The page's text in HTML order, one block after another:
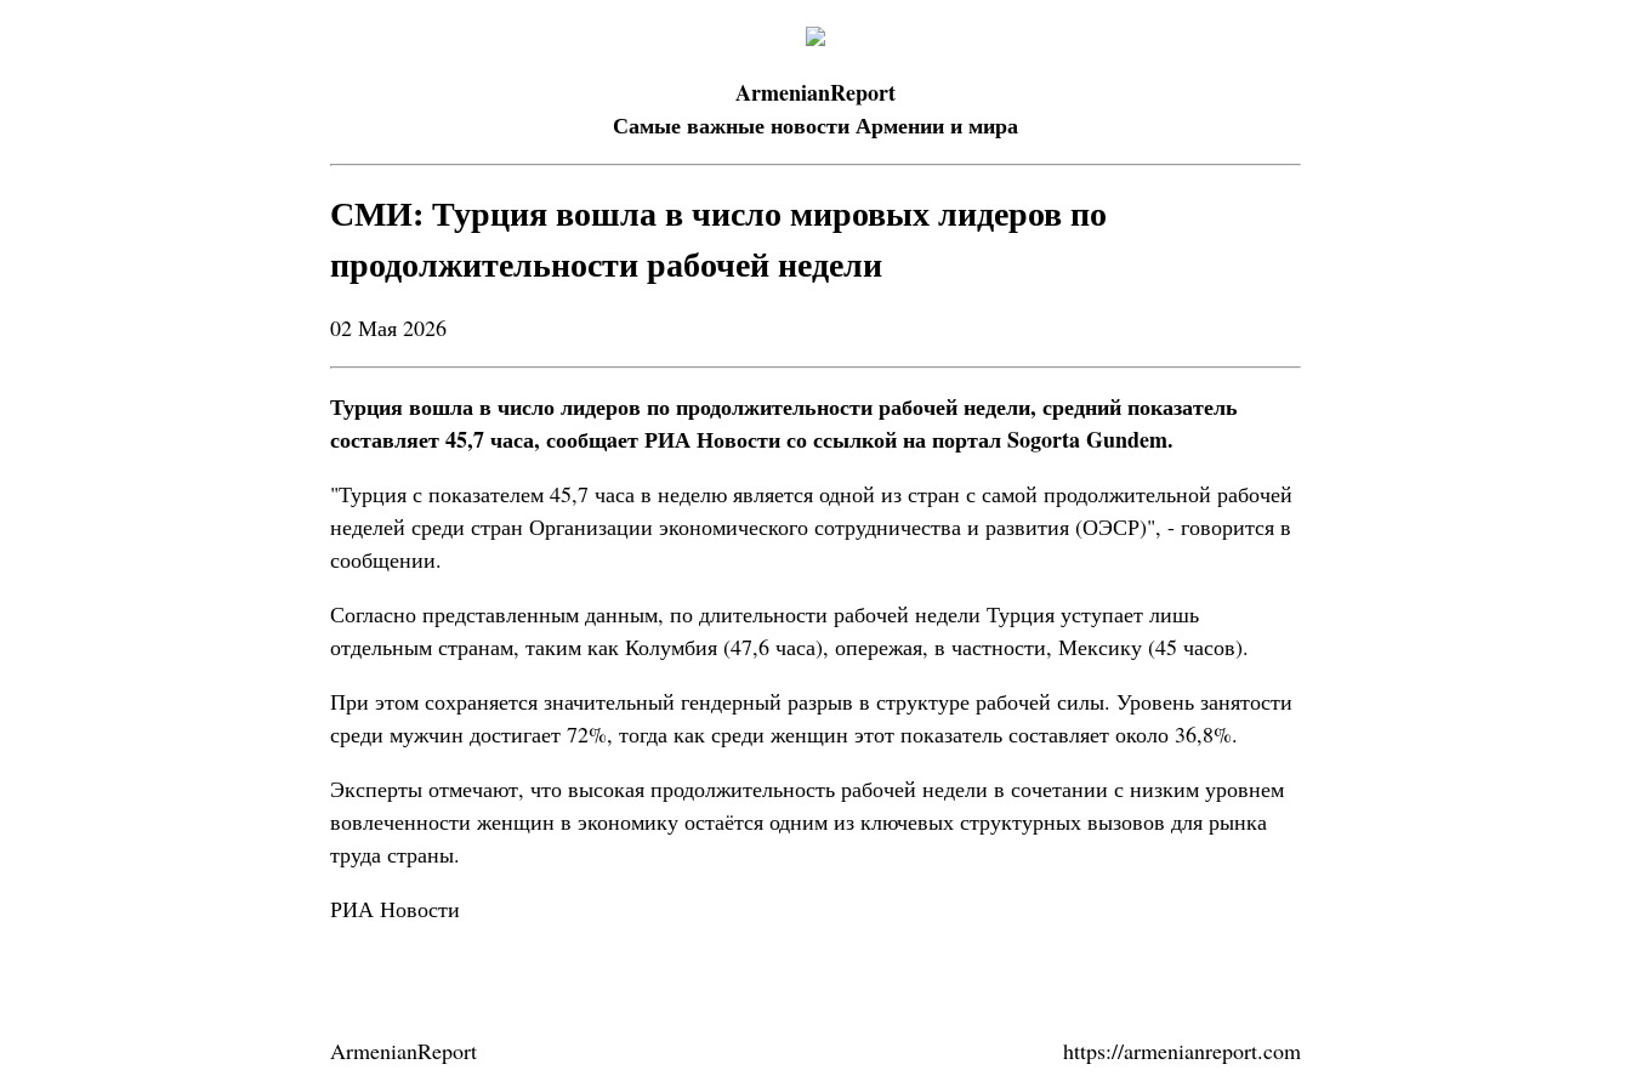
ArmenianReport
Самые важные новости Армении и мира
СМИ: Турция вошла в число мировых лидеров по
продолжительности рабочей недели
02 Мая 2026
Турция вошла в число лидеров по продолжительности рабочей недели, средний показатель
составляет 45,7 часа, сообщaет РИА Новости со ссылкой на портал Sogorta Gundem.
"Турция с показателем 45,7 часа в неделю является одной из стран с самой продолжительной рабочей
неделей среди стран Организации экономического сотрудничества и развития (ОЭСР)", - говорится в
сообщении.
Согласно представленным данным, по длительности рабочей недели Турция уступает лишь
отдельным странам, таким как Колумбия (47,6 часа), опережая, в частности, Мексику (45 часов).
При этом сохраняется значительный гендерный разрыв в структуре рабочей силы. Уровень занятости
среди мужчин достигает 72%, тогда как среди женщин этот показатель составляет около 36,8%.
Эксперты отмечают, что высокая продолжительность рабочей недели в сочетании с низким уровнем
вовлеченности женщин в экономику остаётся одним из ключевых структурных вызовов для рынка
труда страны.
РИА Новости
ArmenianReport https://armenianreport.com